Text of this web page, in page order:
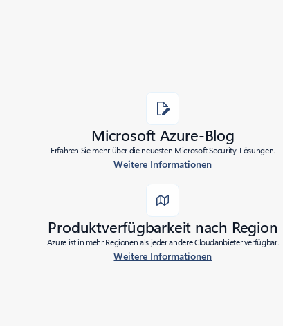
Microsoft Azure-Blog
Erfahren Sie mehr über die neuesten Microsoft Security-Lösungen.
Weitere Informationen
Produktverfügbarkeit nach Region
Azure ist in mehr Regionen als jeder andere Cloudanbieter verfügbar.
Weitere Informationen